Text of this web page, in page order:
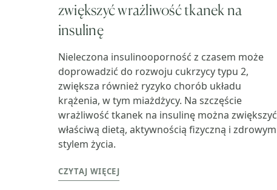
zwiększyć wrażliwość tkanek na
insulinę
Nieleczona insulinooporność z czasem może
doprowadzić do rozwoju cukrzycy typu 2,
zwiększa również ryzyko chorób układu
krążenia, w tym miażdżycy. Na szczęście
wrażliwość tkanek na insulinę można zwiększyć
właściwą dietą, aktywnością fizyczną i zdrowym
stylem życia.
CZYTAJ WIĘCEJ